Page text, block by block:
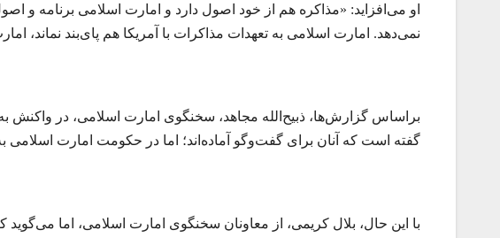
او می‌افزاید: «مذاکره هم از خود اصول دارد و امارت اسلامی برنامه و
نمی‌دهد. امارت اسلامی به تعهدات مذاکرات با آمریکا هم پای‌بند نماند،
براساس گزارش‌ها، ذبیح‌الله مجاهد، سخنگوی امارت اسلامی، در
گفته ‌است که آنان برای گفت‌وگو آماده‌اند؛ اما در حکومت امارت اسلامی
با این حال، بلال کریمی، از معاونان سخنگوی امارت اسلامی، اما